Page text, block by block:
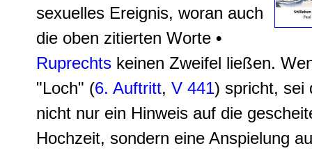
sexuelles Ereignis, woran auch
die oben zitierten Worte •
Ruprechts keinen Zweifel ließen.
"Loch" (6. Auftritt, V 441) spricht, sei
nicht nur ein Hinweis auf die
Hochzeit, sondern eine Anspielung